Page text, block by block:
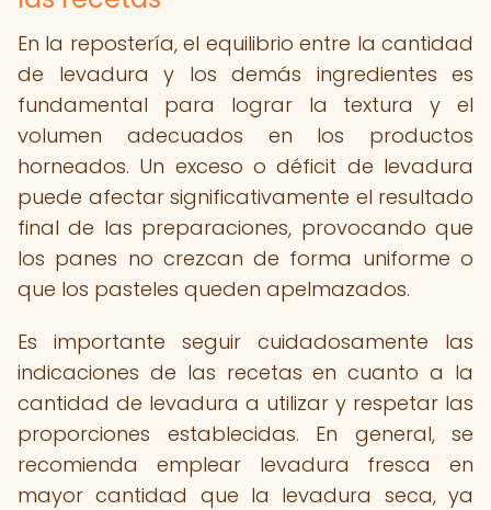
En la repostería, el equilibrio entre la cantidad
de levadura y los demás ingredientes es
fundamental para lograr la textura y el
volumen adecuados en los productos
horneados. Un exceso o déficit de levadura
puede afectar significativamente el resultado
final de las preparaciones, provocando que
los panes no crezcan de forma uniforme o
que los pasteles queden apelmazados.
Es importante seguir cuidadosamente las
indicaciones de las recetas en cuanto a la
cantidad de levadura a utilizar y respetar las
proporciones establecidas. En general, se
recomienda emplear levadura fresca en
mayor cantidad que la levadura seca, ya